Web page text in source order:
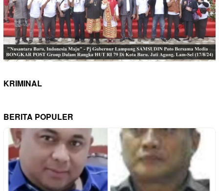
KRIMINAL
BERITA POPULER